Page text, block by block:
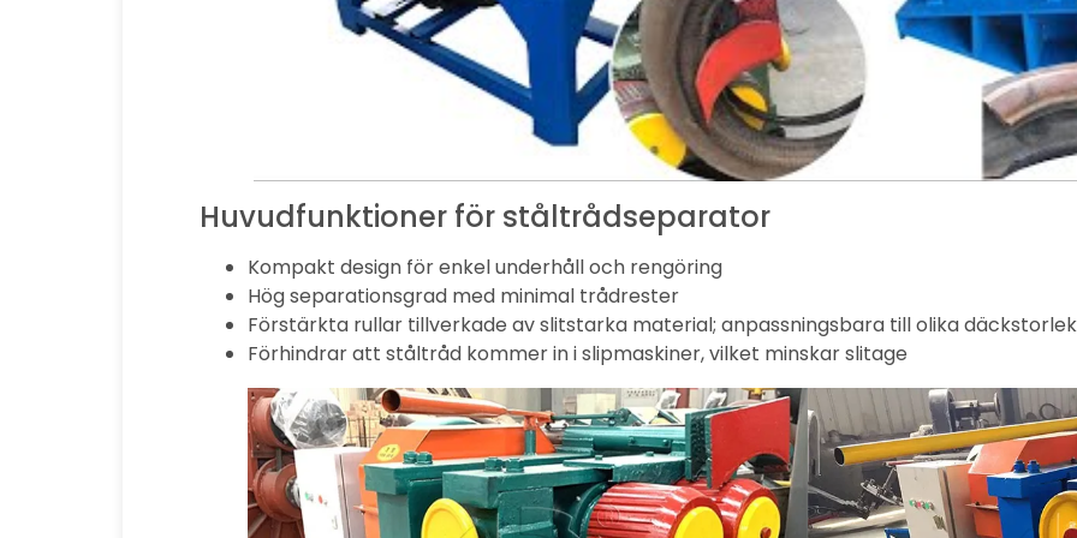
Huvudfunktioner för ståltrådseparator
Kompakt design för enkel underhåll och rengöring
Hög separationsgrad med minimal trådrester
Förstärkta rullar tillverkade av slitstarka material; anpassningsbara till olika
Förhindrar att ståltråd kommer in i slipmaskiner, vilket minskar slitage